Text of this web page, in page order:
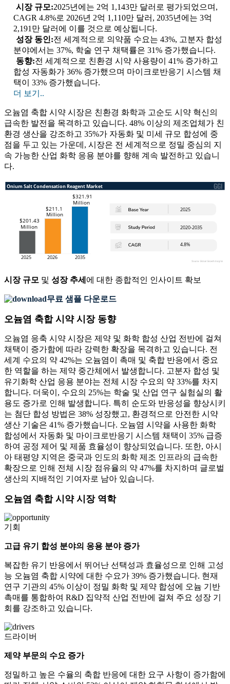
시장 규모:2025년에는 2억 1,143만 달러로 평가되었으며,
CAGR 4.8%로 2026년 2억 1,110만 달러, 2035년에는 3억
2,191만 달러에 이를 것으로 예상됩니다.
성장 동인:전 세계적으로 의약품 수요는 43%, 고분자 합성
분야에서는 37%, 학술 연구 채택률은 31% 증가했습니다.
동향:전 세계적으로 친환경 시약 사용량이 41% 증가하고
합성 자동화가 36% 증가했으며 마이크로반응기 시스템 채
택이 33% 증가했습니다.
더 보기..
오늄염 축합 시약 시장은 친환경 화학과 고순도 시약 혁신의
급속한 발전을 목격하고 있습니다. 48% 이상의 제조업체가 친
환경 생산을 강조하고 35%가 자동화 및 미세 규모 합성에 중
점을 두고 있는 가운데, 시장은 전 세계적으로 정밀 중심의 지
속 가능한 산업 화학 응용 분야를 향해 계속 발전하고 있습니
다.
시장 규모 및 성장 추세 에 대한 종합적인 인사이트 확보
무료 샘플 다운로드
오늄염 축합 시약 시장 동향
오늄염 응축 시약 시장은 제약 및 화학 합성 산업 전반에 걸쳐
채택이 증가함에 따라 강력한 확장을 목격하고 있습니다. 전
세계 수요의 약 42%는 오늄염이 촉매 및 축합 반응에서 중요
한 역할을 하는 제약 중간체에서 발생합니다. 고분자 합성 및
유기화학 산업 응용 분야는 전체 시장 수요의 약 33%를 차지
합니다. 더욱이, 수요의 25%는 학술 및 산업 연구 실험실의 활
용도 증가로 인해 발생합니다. 특히 순도와 반응성을 향상시키
는 첨단 합성 방법은 38% 성장했고, 환경적으로 안전한 시약
생산 기술은 41% 증가했습니다. 오늄염 시약을 사용한 화학
합성에서 자동화 및 마이크로반응기 시스템 채택이 35% 급증
하여 공정 제어 및 제품 효율성이 향상되었습니다. 또한, 아시
아 태평양 지역은 중국과 인도의 화학 제조 인프라의 급속한
확장으로 인해 전체 시장 점유율의 약 47%를 차지하며 글로벌
생산의 지배적인 기여자로 남아 있습니다.
오늄염 축합 시약 시장 역학
기회
고급 유기 합성 분야의 응용 분야 증가
복잡한 유기 반응에서 뛰어난 선택성과 효율성으로 인해 고성
능 오늄염 축합 시약에 대한 수요가 39% 증가했습니다. 현재
연구 기관의 45% 이상이 정밀 화학 및 제약 합성에 오늄 기반
촉매를 통합하여 R&D 집약적 산업 전반에 걸쳐 주요 성장 기
회를 강조하고 있습니다.
드라이버
제약 부문의 수요 증가
정밀하고 높은 수율의 축합 반응에 대한 요구 사항이 증가함에